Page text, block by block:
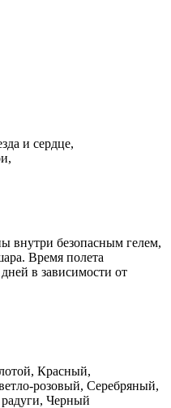
и сердце,
внутри безопасным гелем,
Время полета
в зависимости от
Красный,
розовый, Серебряный,
Черный